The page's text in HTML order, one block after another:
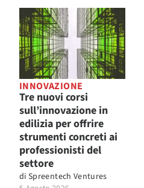
INNOVAZIONE
Tre nuovi corsi
sull’innovazione in
edilizia per offrire
strumenti concreti ai
professionisti del
settore
di Spreentech Ventures